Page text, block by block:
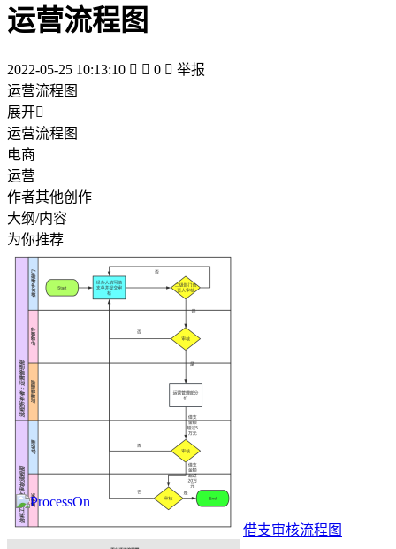
运营流程图
2022-05-25 10:13:10   0  举报
运营流程图
展开
运营流程图
电商
运营
作者其他创作
大纲/内容
为你推荐
借支审核流程图